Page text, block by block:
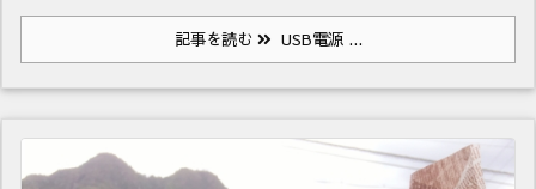
記事を読む USB電源 ...